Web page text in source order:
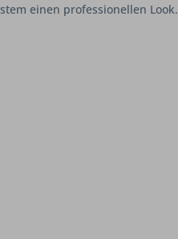
einen professionellen Look.